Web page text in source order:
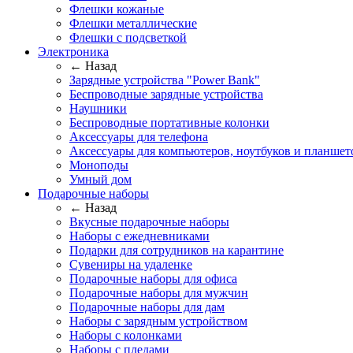
Флешки кожаные
Флешки металлические
Флешки с подсветкой
Электроника
← Назад
Зарядные устройства "Power Bank"
Беспроводные зарядные устройства
Наушники
Беспроводные портативные колонки
Аксессуары для телефона
Аксессуары для компьютеров, ноутбуков и
Моноподы
Умный дом
Подарочные наборы
← Назад
Вкусные подарочные наборы
Наборы с ежедневниками
Подарки для сотрудников на карантине
Сувениры на удаленке
Подарочные наборы для офиса
Подарочные наборы для мужчин
Подарочные наборы для дам
Наборы с зарядным устройством
Наборы с колонками
Наборы с пледами